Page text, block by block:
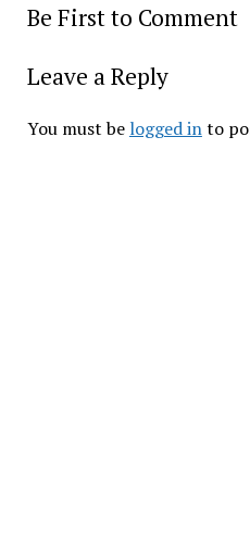
Be First to Comment
Leave a Reply
You must be logged in to